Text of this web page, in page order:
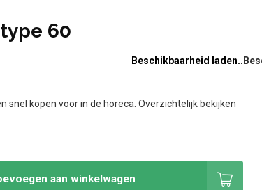
60
Beschikbaarheid laden..
snel kopen voor in de horeca. Overzichtelijk bekijken
aan winkelwagen